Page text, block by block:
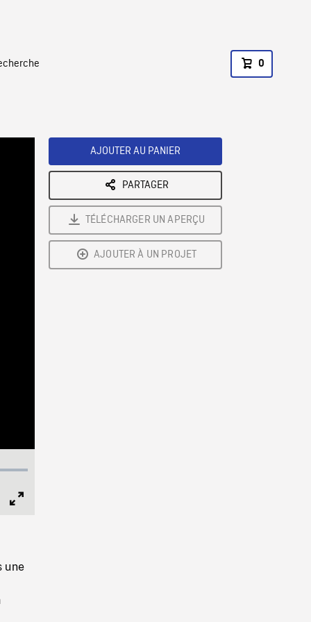
0
une
AJOUTER AU PANIER
PARTAGER
TÉLÉCHARGER UN APERÇU
AJOUTER À UN PROJET